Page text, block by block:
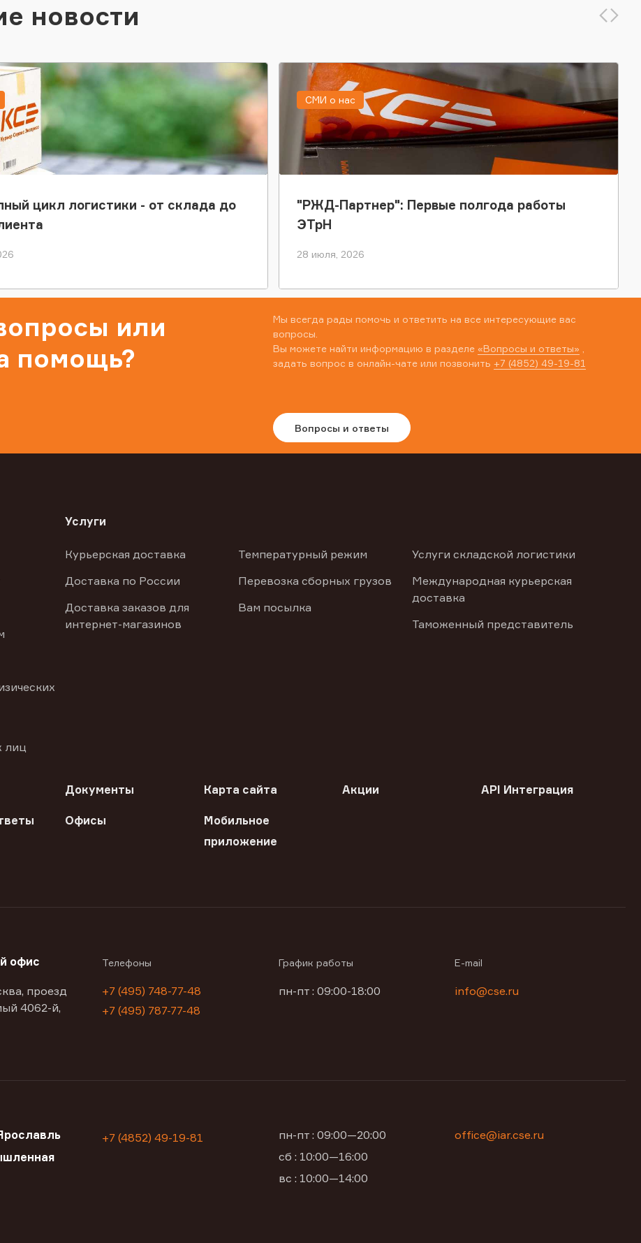
новости
цикл логистики - от склада до
"РЖД-Партнер": Первые полгода работы
ЭТрН
28 июля, 2026
СМИ о нас
или
помощь?
Мы всегда рады помочь и ответить на все интересующие вас
вопросы.
Вы можете найти информацию в разделе «Вопросы и ответы»
задать вопрос в онлайн-чате или позвонить +7 (4852) 49-19-81
Вопросы и ответы
лиц
Услуги
Курьерская доставка
Доставка по России
Доставка заказов для
интернет-магазинов
Температурный режим
Перевозка сборных грузов
Вам посылка
Услуги складской логистики
Международная курьерская
доставка
Таможенный представитель
Документы Карта сайта Акции API Интеграция
Офисы
Мобильное
приложение
офис
проезд
4062-й,
Телефоны
+7 (495) 748-77-48
+7 (495) 787-77-48
График работы
пн-пт : 09:00-18:00
E-mail
info@cse.ru
+7 (4852) 49-19-81
пн-пт : 09:00—20:00
сб : 10:00—16:00
вс : 10:00—14:00
office@iar.cse.ru